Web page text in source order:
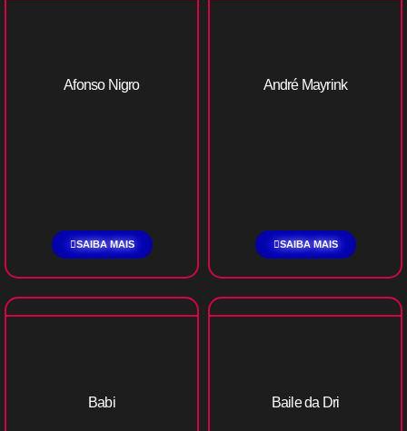
Afonso Nigro
SAIBA MAIS
André Mayrink
SAIBA MAIS
Babi Baile da Dri